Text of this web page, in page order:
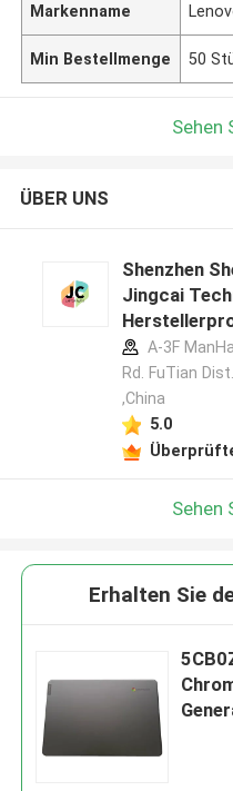
Markenname
Min Bestellmenge 50
Sehen
ÜBER UNS
Shenzhen
Jingcai
A-3F
Rd. FuTian
,China
5.0
Sehen
Erhalten Sie